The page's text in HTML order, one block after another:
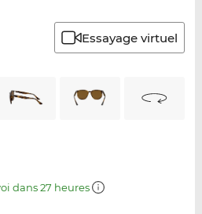
Essayage virtuel
dans 27 heures